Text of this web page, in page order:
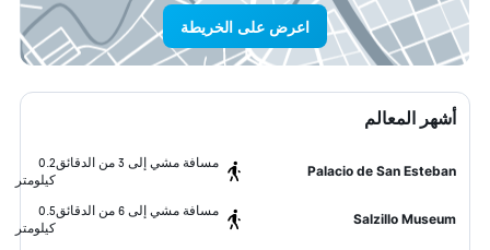
اعرض على الخريطة
أشهر المعالم
Palacio de San Esteban
مسافة مشي إلى 3 من الدقائق
0.2
كيلومتر
Salzillo Museum
مسافة مشي إلى 6 من الدقائق
0.5
كيلومتر